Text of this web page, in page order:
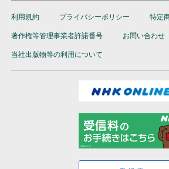
利用規約 プライバシーポリシー 特定
著作権等管理事業者許諾番号 お問い合わせ
当社出版物等の利用について